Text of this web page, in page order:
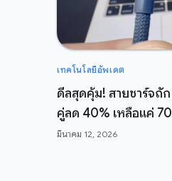
เทคโนโลยีอัพเดต
ดีลสุดคุ้ม! สายชาร์จถั
คู่ลด 40% เหลือแค่
ในราคาสบายกระเป๋า
มีนาคม 12, 2026